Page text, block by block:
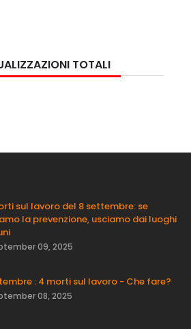
TOTALI
sul lavoro del 8 settembre: se
la prevenzione, usciamo dai luoghi
09, 2025
: 4 morti sul lavoro - Che fare?
08, 2025